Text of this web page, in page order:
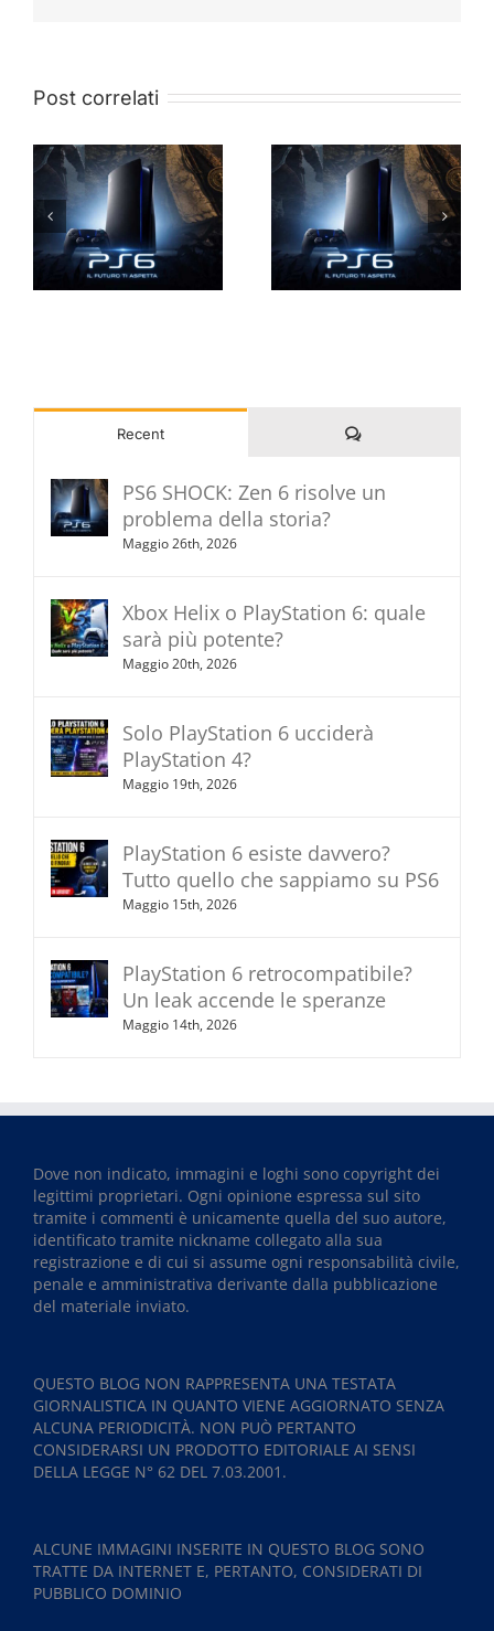
Post correlati
Recent Commenti
PS6 SHOCK: Zen 6 risolve un
problema della storia?
Maggio 26th, 2026
Xbox Helix o PlayStation 6: quale
sarà più potente?
Maggio 20th, 2026
Solo PlayStation 6 ucciderà
PlayStation 4?
Maggio 19th, 2026
PlayStation 6 esiste davvero?
Tutto quello che sappiamo su PS6
Maggio 15th, 2026
PlayStation 6 retrocompatibile?
Un leak accende le speranze
Maggio 14th, 2026
Dove non indicato, immagini e loghi sono copyright dei
legittimi proprietari. Ogni opinione espressa sul sito
tramite i commenti è unicamente quella del suo autore,
identificato tramite nickname collegato alla sua
registrazione e di cui si assume ogni responsabilità civile,
penale e amministrativa derivante dalla pubblicazione
del materiale inviato.
QUESTO BLOG NON RAPPRESENTA UNA TESTATA
GIORNALISTICA IN QUANTO VIENE AGGIORNATO SENZA
ALCUNA PERIODICITÀ. NON PUÒ PERTANTO
CONSIDERARSI UN PRODOTTO EDITORIALE AI SENSI
DELLA LEGGE N° 62 DEL 7.03.2001.
ALCUNE IMMAGINI INSERITE IN QUESTO BLOG SONO
TRATTE DA INTERNET E, PERTANTO, CONSIDERATI DI
PUBBLICO DOMINIO